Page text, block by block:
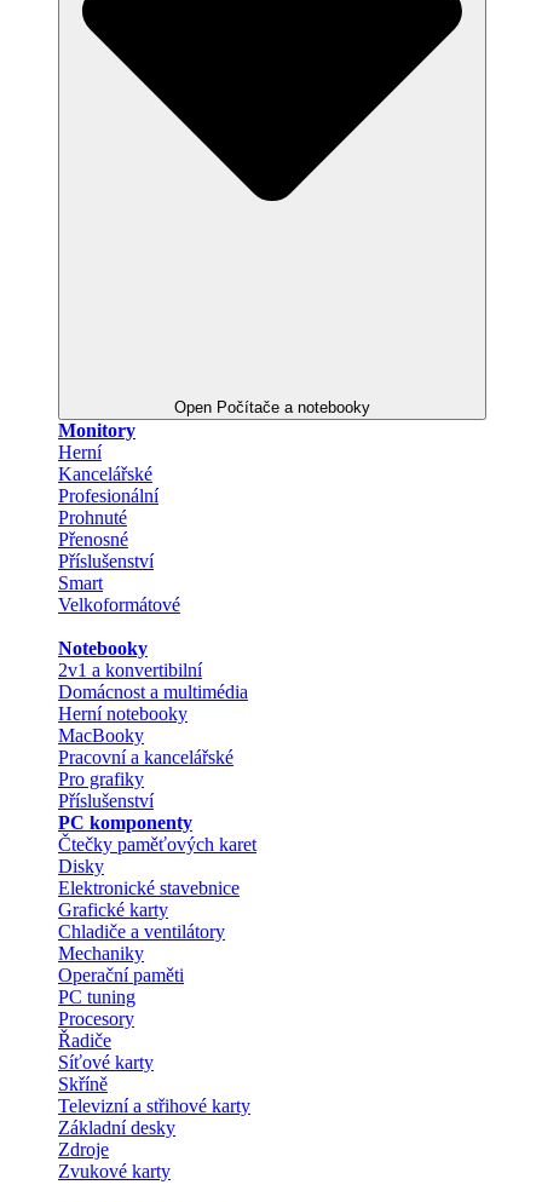
Open Počítače a notebooky
Monitory
Herní
Kancelářské
Profesionální
Prohnuté
Přenosné
Příslušenství
Smart
Velkoformátové
Notebooky
2v1 a konvertibilní
Domácnost a multimédia
Herní notebooky
MacBooky
Pracovní a kancelářské
Pro grafiky
Příslušenství
PC komponenty
Čtečky paměťových karet
Disky
Elektronické stavebnice
Grafické karty
Chladiče a ventilátory
Mechaniky
Operační paměti
PC tuning
Procesory
Řadiče
Síťové karty
Skříně
Televizní a střihové karty
Základní desky
Zdroje
Zvukové karty